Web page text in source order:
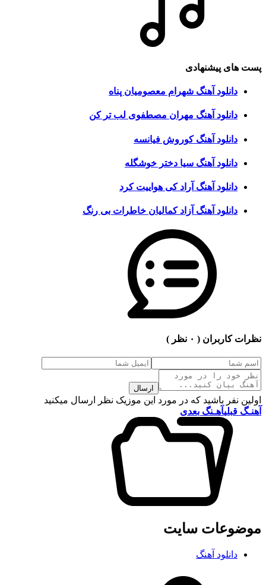
پست های پیشنهادی
دانلود آهنگ شهرام معصومیان پناه
دانلود آهنگ مهران مصطفوی لب تر کن
دانلود آهنگ کوروش فیانسه
دانلود آهنگ سیا دختر خوشگله
دانلود آهنگ آراد کی هواییت کرد
دانلود آهنگ آزاد کمالیان خاطرات بی رنگ
نظرات کاربران ( ۰ نظر )
ارسال
اولین نفر باشید که در مورد این موزیک نظر ارسال میکنید
آهنـگ قبلیآهـنگ بعدی
موضوعات سایت
دانلود آهنگ